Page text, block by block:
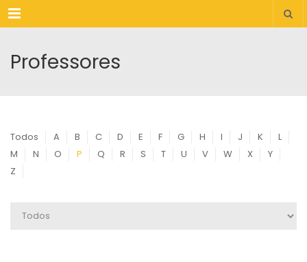
Menu
Professores
Todos A B C D E F G H I J K
L
M
N O P Q R S T U V W X
Y
Z